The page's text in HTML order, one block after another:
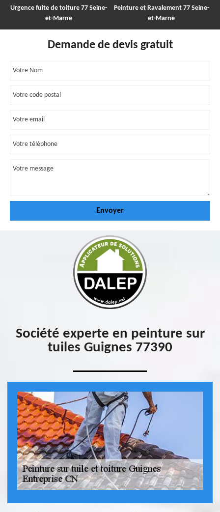
Urgence fuite de toiture 77 Seine-
et-Marne
Peinture et Ravalement 77 Seine-
et-Marne
Demande de devis gratuit
Société experte en peinture sur
tuiles Guignes 77390